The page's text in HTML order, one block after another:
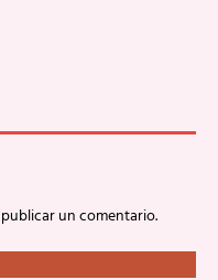
un comentario.